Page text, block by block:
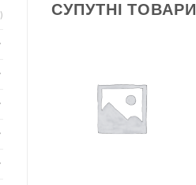
СУПУТНІ ТОВАРИ